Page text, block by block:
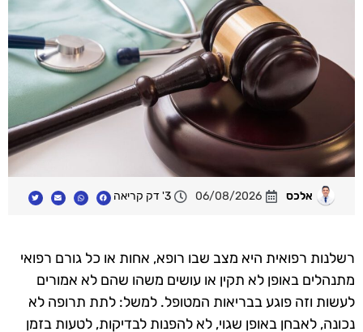
אלכס 06/08/2026 3' דק קריאה
רשלנות רפואית היא מצב שבו רופא, אחות או כל גורם רפואי
מתנהלים באופן לא תקין או עושים משהו שהם לא אמורים
לעשות וזה פוגע בבריאות המטופל. למשל: לתת תרופה לא
נכונה, לאבחן באופן שגוי, לא להפנות לבדיקות, לטעות בזמן